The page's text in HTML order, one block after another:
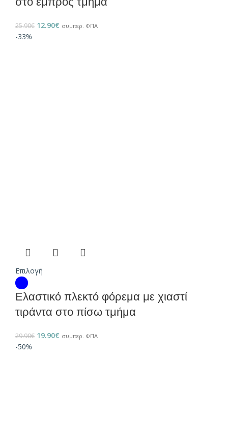
25.90€ 12.90€ συμπερ. ΦΠΑ
-33%
Επιλογή
Ελαστικό πλεκτό φόρεμα με χιαστί
τιράντα στο πίσω τμήμα
29.90€ 19.90€ συμπερ. ΦΠΑ
-50%